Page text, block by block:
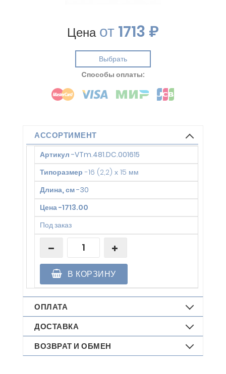
Ценаот1713 ₽
Выбрать
Cпособы оплаты:
АССОРТИМЕНТ
Артикул -VTm.481.DC.001615
Типоразмер -16 (2,2) х 15 мм
Длина, см-30
Цена-1713.00
Под заказ
В КОРЗИНУ
ОПЛАТА
ДОСТАВКА
ВОЗВРАТ И ОБМЕН